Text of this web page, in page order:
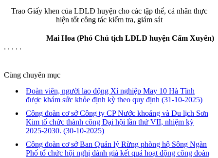
Trao Giấy khen của LĐLĐ huyện cho các tập thể, cá nhân thực
hiện tốt công tác kiểm tra, giám sát
Mai Hoa (Phó Chủ tịch LĐLĐ huyện Cẩm Xuyên)
. . . . .
Cùng chuyên mục
Đoàn viên, người lao động Xí nghiệp May 10 Hà Tĩnh
được khám sức khỏe định kỳ theo quy định (31-10-2025)
Công đoàn cơ sở Công ty CP Nước khoáng và Du lịch Sơn
Kim tổ chức thành công Đại hội lần thứ VII, nhiệm kỳ
2025-2030. (30-10-2025)
Công đoàn cơ sở Ban Quản lý Rừng phòng hộ Sông Ngàn
Phố tổ chức hội nghị đánh giá kết quả hoạt động công đoàn